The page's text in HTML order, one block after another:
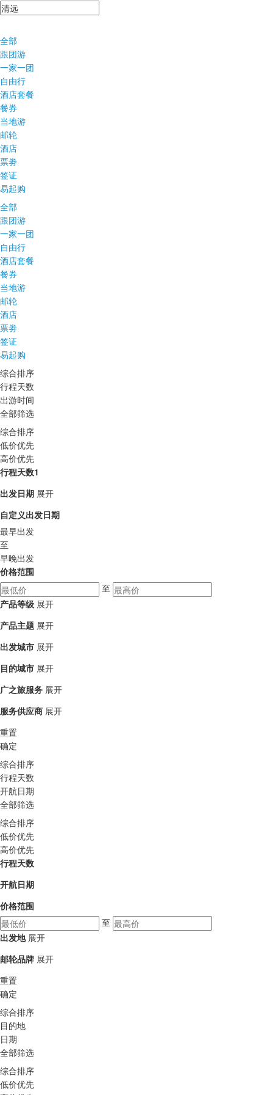
全部
跟团游
一家一团
自由行
酒店套餐
餐券
当地游
邮轮
酒店
票劵
签证
易起购
全部
跟团游
一家一团
自由行
酒店套餐
餐券
当地游
邮轮
酒店
票劵
签证
易起购
综合排序
行程天数
出游时间
全部筛选
综合排序
低价优先
高价优先
行程天数1
出发日期 展开
自定义出发日期
最早出发
至
早晚出发
价格范围
至
产品等级 展开
产品主题 展开
出发城市 展开
目的城市 展开
广之旅服务 展开
服务供应商 展开
重置
确定
综合排序
行程天数
开航日期
全部筛选
综合排序
低价优先
高价优先
行程天数
开航日期
价格范围
至
出发地 展开
邮轮品牌 展开
重置
确定
综合排序
目的地
日期
全部筛选
综合排序
低价优先